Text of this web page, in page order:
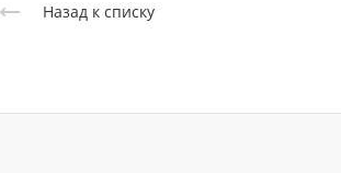
Назад к списку